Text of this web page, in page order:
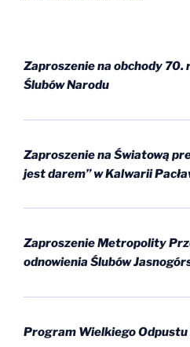
Zaproszenie na obchody 70.
Ślubów Narodu
Zaproszenie na Światową
jest darem” w Kalwarii
Zaproszenie Metropolity
odnowienia Ślubów
Program Wielkiego